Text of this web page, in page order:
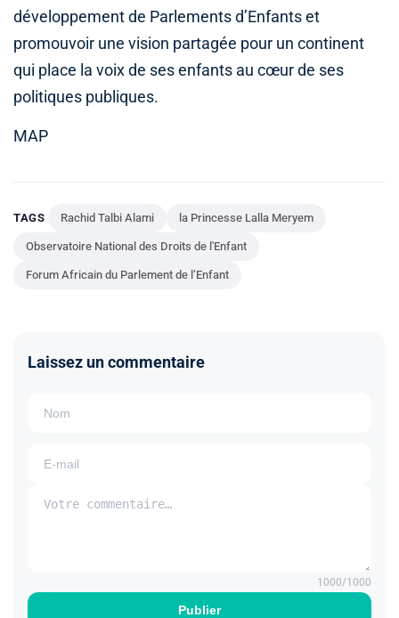
développement de Parlements d’Enfants et
promouvoir une vision partagée pour un continent
qui place la voix de ses enfants au cœur de ses
politiques publiques.
MAP
TAGS Rachid Talbi Alami la Princesse Lalla Meryem
Observatoire National des Droits de l'Enfant
Forum Africain du Parlement de l’Enfant
Laissez un commentaire
Publier
1000/1000